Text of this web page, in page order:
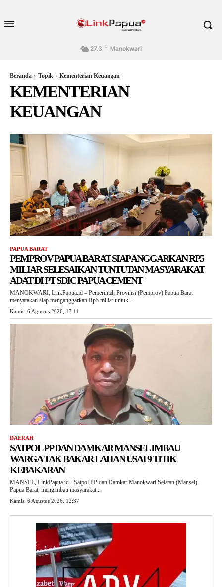
27.3 C Manokwari
Beranda Topik Kementerian Keuangan
KEMENTERIAN
KEUANGAN
PAPUA BARAT
PEMPROV PAPUA BARAT SIAP ANGGARKAN RP5
MILIAR SELESAIKAN TUNTUTAN MASYARAKAT
ADAT DI PT SDIC PAPUA CEMENT
MANOKWARI, LinkPapua.id – Pemerintah Provinsi (Pemprov) Papua Barat
menyatakan siap menganggarkan Rp5 miliar untuk...
Kamis, 6 Agustus 2026, 17:11
DAERAH
SATPOL PP DAN DAMKAR MANSEL IMBAU
WARGA TAK BAKAR LAHAN USAI 9 TITIK
KEBAKARAN
MANSEL, LinkPapua.id - Satpol PP dan Damkar Manokwari Selatan (Mansel),
Papua Barat, mengimbau masyarakat...
Kamis, 6 Agustus 2026, 12:37